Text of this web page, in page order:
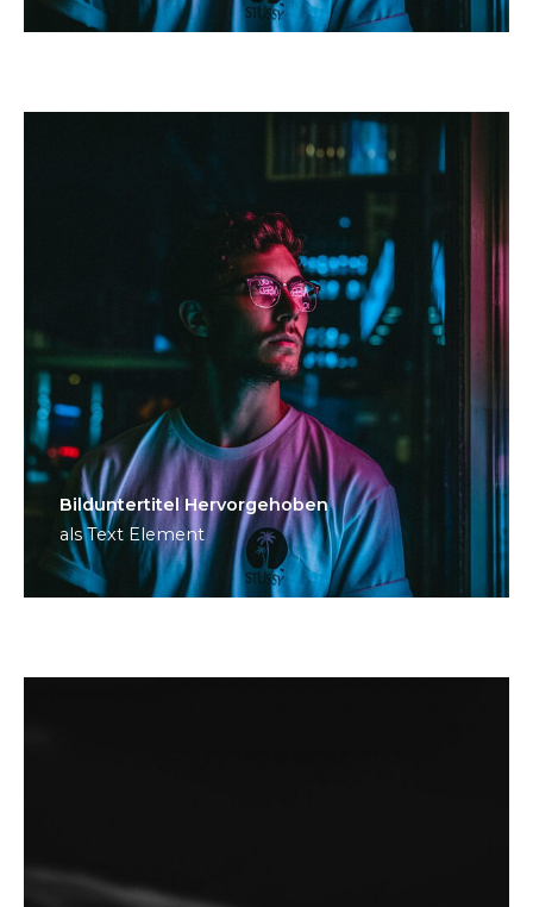
Bild­unter­titel Hervorgehoben
als Text Element